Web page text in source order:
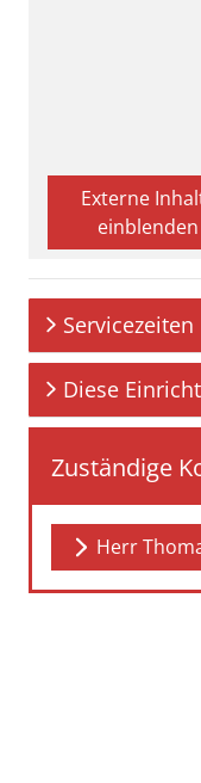
Externe
einblenden
Servicezeiten
Diese
Zuständige
Herr